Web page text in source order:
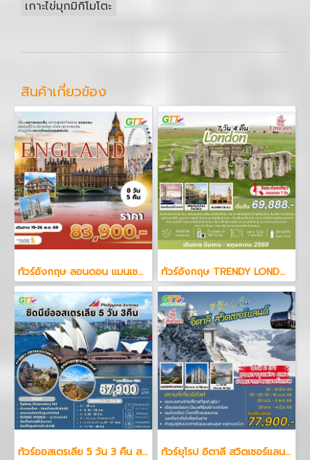
เกาะไข่มุกมิกิโมโตะ
สินค้าเกี่ยวข้อง
ทัวร์อังกฤษ ลอนดอน แมนเชสเตอร์ 8 วัน 5 คืน ทัวร์อังกฤษ TRENDY LONDON ENGLAND STONEHENGE BATHS 7 วัน 4 คืน
ทัวร์ออสเตรเลีย 5 วัน 3 คืน สายการบินฟิลิปปินส์ แอร์ไลน์ ทัวร์ยุโรป อิตาลี สวิตเซอร์แลนด์ 7 วัน 4 คืน